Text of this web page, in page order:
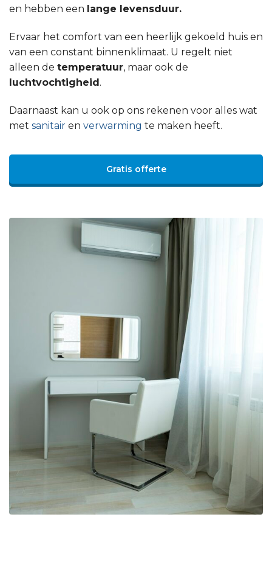
en hebben een lange levensduur.
Ervaar het comfort van een heerlijk gekoeld huis en
van een constant binnenklimaat. U regelt niet
alleen de temperatuur, maar ook de
luchtvochtigheid.
Daarnaast kan u ook op ons rekenen voor alles wat
met sanitair en verwarming te maken heeft.
Gratis offerte